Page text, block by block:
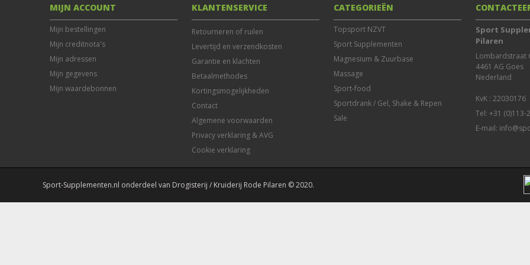
MIJN ACCOUNT
Mijn bestellingen
Mijn creditnota's
Mijn adressen
Mijn gegevens
Mijn waardebonnen
KLANTENSERVICE
Retourneren of ruilen
Levertijd en verzendkosten
Garantie en klachten
Betaalmethodes
Kortingsmogelijkheden
Contact
Algemene voorwaarden
Privacy verklaring & AVG
Cookie verklaring
CATEGORIEËN
Topsport NZVT
Sport Supplementen
Magnesium & Zuurbase
Massage
Sport-food
Sportdrank / Gel, Shake & Repen
Sale
Sport
Pilaren
Lombardstraat
4461 AG Goes
Nederland
Tel: +31 (0)113-
E-mail:
Sport-Supplementen.nl onderdeel van Drogisterij / Kruiderij Rode Pilaren © 2020.